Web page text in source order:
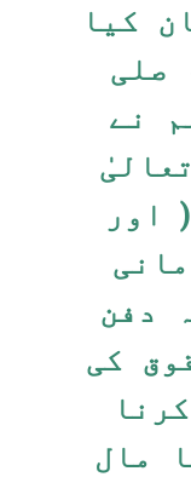
کیا
صلی
نے
اور
دفن
کی
مال